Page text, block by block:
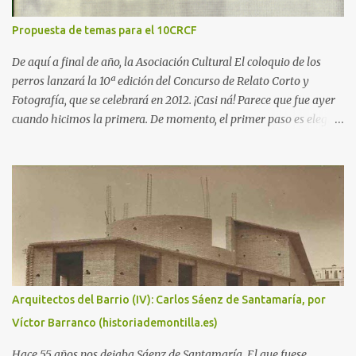
Propuesta de temas para el 10CRCF
De aquí a final de año, la Asociación Cultural El coloquio de los
perros lanzará la 10ª edición del Concurso de Relato Corto y
Fotografía, que se celebrará en 2012. ¡Casi ná! Parece que fue ayer
cuando hicimos la primera. De momento, el primer paso es elegir
con los enlaces a los libros con las obras más destacadas: - 2003 y
2004: Cooperación internacional, desarrollo solidario e
interculturalidad . - 2005: Quijote y Sancho en el siglo XXI . -
2006: Humor social. ¡Me río por no llorar! - 2007: Superhéroes . -
2008: De película . - 2009: In vino veritas . - 2010: Música, maestro
. - 2011: Las tres culturas .
Arquitectos del Barrio (IV): Carlos Sáenz de Santamaría, por
Víctor Barranco (historiademontilla.es)